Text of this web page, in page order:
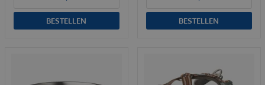
BESTELLEN BESTELLEN